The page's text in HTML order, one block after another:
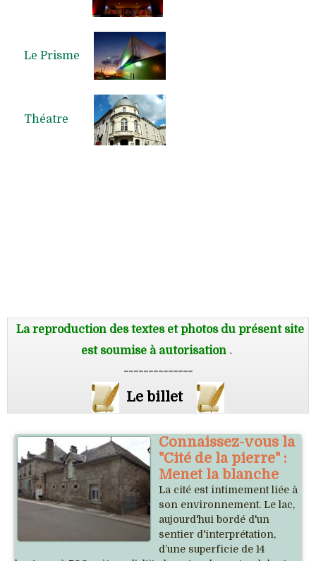
Le Prisme
Théatre
La reproduction des textes et photos du présent site
est soumise à autorisation.
--------------
Le billet
Connaissez-vous la
"Cité de la pierre" :
Menet la blanche
La cité est intimement liée à
son environnement. Le lac,
aujourd'hui bordé d'un
sentier d'interprétation,
d’une superficie de 14